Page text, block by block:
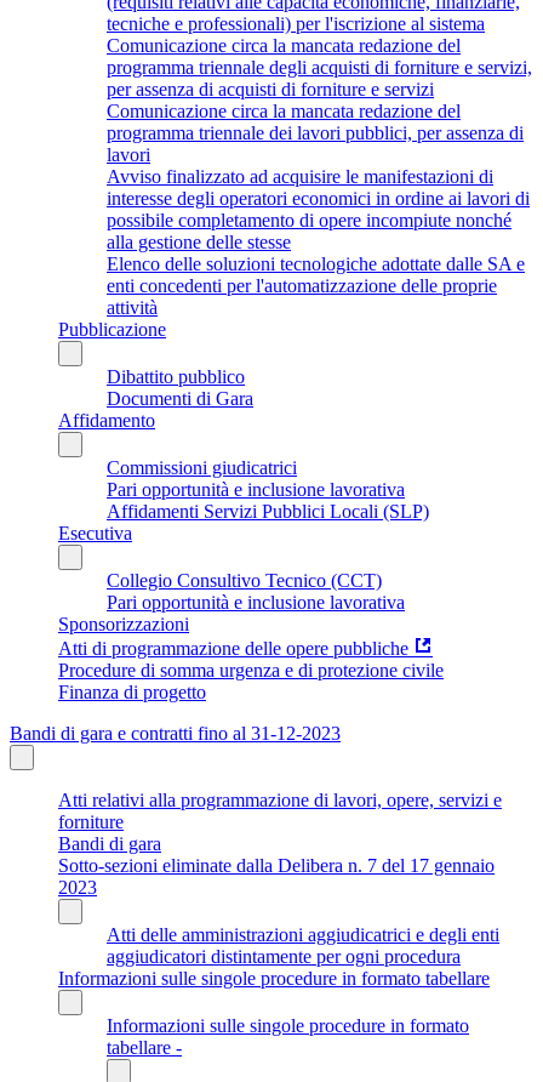
tecniche e professionali) per l'iscrizione al sistema
Comunicazione circa la mancata redazione del
programma triennale degli acquisti di forniture e servizi,
per assenza di acquisti di forniture e servizi
Comunicazione circa la mancata redazione del
programma triennale dei lavori pubblici, per assenza di
lavori
Avviso finalizzato ad acquisire le manifestazioni di
interesse degli operatori economici in ordine ai lavori di
possibile completamento di opere incompiute nonché
alla gestione delle stesse
Elenco delle soluzioni tecnologiche adottate dalle SA e
enti concedenti per l'automatizzazione delle proprie
attività
Pubblicazione
Dibattito pubblico
Documenti di Gara
Affidamento
Commissioni giudicatrici
Pari opportunità e inclusione lavorativa
Affidamenti Servizi Pubblici Locali (SLP)
Esecutiva
Collegio Consultivo Tecnico (CCT)
Pari opportunità e inclusione lavorativa
Sponsorizzazioni
Atti di programmazione delle opere pubbliche
Procedure di somma urgenza e di protezione civile
Finanza di progetto
Bandi di gara e contratti fino al 31-12-2023
Atti relativi alla programmazione di lavori, opere, servizi e
forniture
Bandi di gara
Sotto-sezioni eliminate dalla Delibera n. 7 del 17 gennaio
2023
Atti delle amministrazioni aggiudicatrici e degli enti
aggiudicatori distintamente per ogni procedura
Informazioni sulle singole procedure in formato tabellare
Informazioni sulle singole procedure in formato
tabellare -